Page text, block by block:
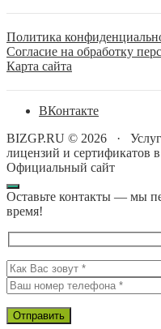
Политика
Согласие на обработку
Карта сайта
BКонтакте
BIZGP.RU © 2026 ·
лицензий и сертификатов
Официальный сайт
Оставьте контакты — мы
время!